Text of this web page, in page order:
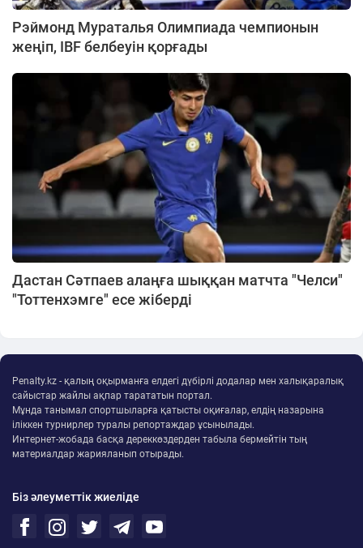
Рэймонд Мураталья Олимпиада чемпионын
жеңіп, IBF белбеуін қорғады
Дастан Сәтпаев алаңға шыққан матчта "Челси"
"Тоттенхэмге" есе жіберді
Penalty.kz - қалың оқырманға елдегі дүбірлі додалар мен халықаралық
сайыстар жайлы ақпар тарататын портал.
Мұнда танымал спортшыларға қатысты оқиғалар, елдің назарына
іліккен турнирлер туралы репортаждар ұсынылады.
Интернет-жобада басқа дереккөздерден табыла бермейтін тың
материалдар жарияланып отырады.
Біз әлеуметтік жиеліде